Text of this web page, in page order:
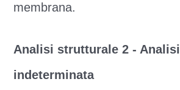
membrana.
Analisi strutturale 2 - Analisi
indeterminata